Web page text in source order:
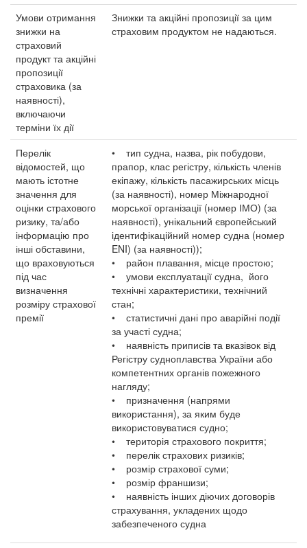
Умови отримання
знижки на
страховий
продукт та акційні
пропозиції
страховика (за
наявності),
включаючи
терміни їх дії
Знижки та акційні пропозиції за цим
страховим продуктом не надаються.
Перелік
відомостей, що
мають істотне
значення для
оцінки страхового
ризику, та/або
інформацію про
інші обставини,
що враховуються
під час
визначення
розміру страхової
премії
• тип судна, назва, рік побудови,
прапор, клас регістру, кількість членів
екіпажу, кількість пасажирських місць
(за наявності), номер Міжнародної
морської організації (номер ІМО) (за
наявності), унікальний європейський
ідентифікаційний номер судна (номер
ENI) (за наявності));
• район плавання, місце простою;
• умови експлуатації судна, його
технічні характеристики, технічний
стан;
• статистичні дані про аварійні події
за участі судна;
• наявність приписів та вказівок від
Регістру судноплавства України або
компетентних органів пожежного
нагляду;
• призначення (напрями
використання), за яким буде
використовуватися судно;
• територія страхового покриття;
• перелік страхових ризиків;
• розмір страхової суми;
• розмір франшизи;
• наявність інших діючих договорів
страхування, укладених щодо
забезпеченого судна